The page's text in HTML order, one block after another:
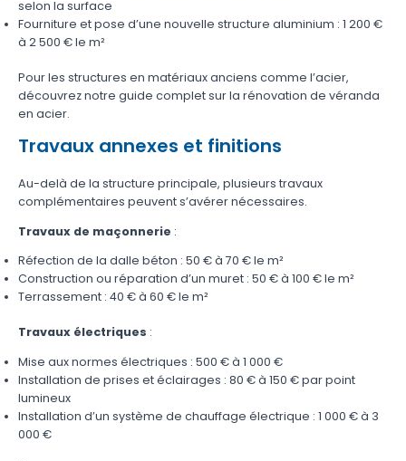
selon la surface
Fourniture et pose d’une nouvelle structure aluminium : 1 200 €
à 2 500 € le m²
Pour les structures en matériaux anciens comme l’acier,
découvrez notre guide complet sur la rénovation de véranda
en acier.
Travaux annexes et finitions
Au-delà de la structure principale, plusieurs travaux
complémentaires peuvent s’avérer nécessaires.
Travaux de maçonnerie :
Réfection de la dalle béton : 50 € à 70 € le m²
Construction ou réparation d’un muret : 50 € à 100 € le m²
Terrassement : 40 € à 60 € le m²
Travaux électriques :
Mise aux normes électriques : 500 € à 1 000 €
Installation de prises et éclairages : 80 € à 150 € par point
lumineux
Installation d’un système de chauffage électrique : 1 000 € à 3
000 €